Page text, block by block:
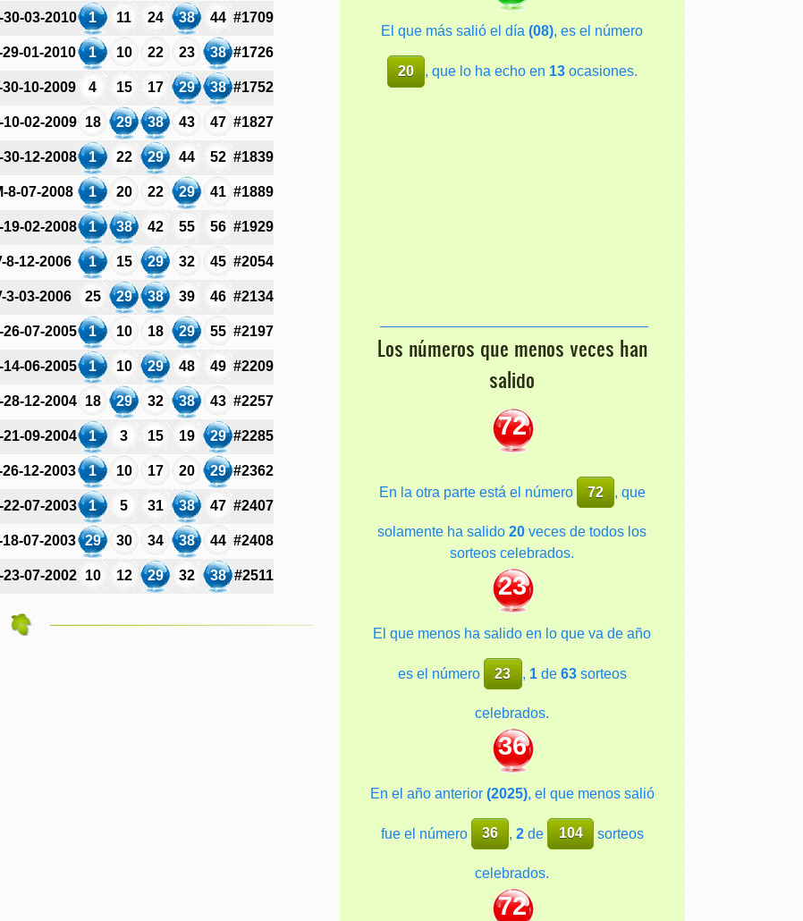
30-03-2010 1 11 24 38 44 #1709
29-01-2010 1 10 22 23 38 #1726
30-10-2009 4 15 17 29 38 #1752
10-02-2009 18 29 38 43 47 #1827
30-12-2008 1 22 29 44 52 #1839
8-07-2008 1 20 22 29 41 #1889
19-02-2008 1 38 42 55 56 #1929
8-12-2006 1 15 29 32 45 #2054
3-03-2006 25 29 38 39 46 #2134
26-07-2005 1 10 18 29 55 #2197
14-06-2005 1 10 29 48 49 #2209
28-12-2004 18 29 32 38 43 #2257
21-09-2004 1 3 15 19 29 #2285
26-12-2003 1 10 17 20 29 #2362
22-07-2003 1 5 31 38 47 #2407
18-07-2003 29 30 34 38 44 #2408
23-07-2002 10 12 29 32 38 #2511
El que más salió el día(08), es el número
20 , que lo ha echo en 13 ocasiones.
Los números que menos veces han
salido
72
En la otra parte está el número 72 , que
solamente ha salido20 veces de todos los
sorteos celebrados.
23
El que menos ha salido en lo que va de año
es el número 23 , 1de 63sorteos
celebrados.
36
En el año anterior (2025), el que menos salió
fue el número 36 ,2 de 104 sorteos
celebrados.
72